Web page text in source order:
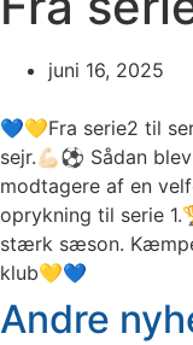
juni 16, 2025
💙💛Fra serie2 til
sejr.💪🏻⚽️ Sådan
modtagere af en
oprykning til serie
stærk sæson.
klub💛💙
Andre
Ordinær
13 januar, 2026
Idrætsalleen 1B,
Boldklub afholder
27/1-2026 Kl....
U10-12 på tur
09 september, 2025
Søndag d 31/8 var
og se kamp,NFC
⚽️Stemningen...
Træningstider
21 august, 2025
Så er
Boldklub og
trænerposter er...